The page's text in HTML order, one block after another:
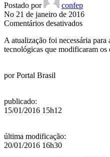
Postado por
confep
No 21 de janeiro de 2016
Comentários desativadosem
especiais
terão
A atualização foi necessária para
tecnológicas que modificaram os
porPortal Brasil
publicado:
15/01/2016 15h12
última modificação:
20/01/2016 16h30